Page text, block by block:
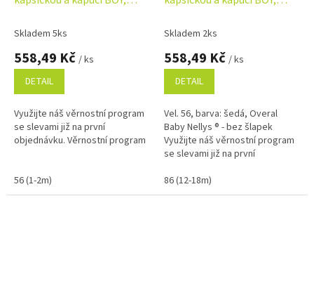
Skladem 5ks
558,49 Kč / ks
DETAIL
Využijte náš věrnostní program
se slevami již na první
objednávku. Věrnostní program
56 (1-2m)
Skladem 2ks
558,49 Kč / ks
DETAIL
Vel. 56, barva: šedá, Overal
Baby Nellys ® - bez šlapek
Využijte náš věrnostní program
se slevami již na první
86 (12-18m)